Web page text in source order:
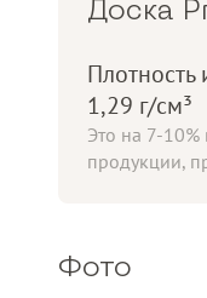
Доска
Плотность
1,29 г/см³
Это на 7-
продукции,
Фото